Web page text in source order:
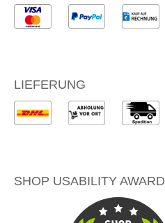
LIEFERUNG
SHOP USABILITY AWARD